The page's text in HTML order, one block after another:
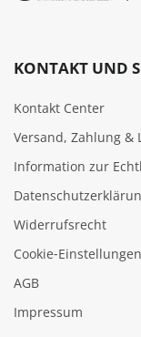
KONTAKT UND
Kontakt Center
Versand, Zahlung &
Information zur
Widerrufsrecht
Cookie‑Einstellungen
AGB
Impressum